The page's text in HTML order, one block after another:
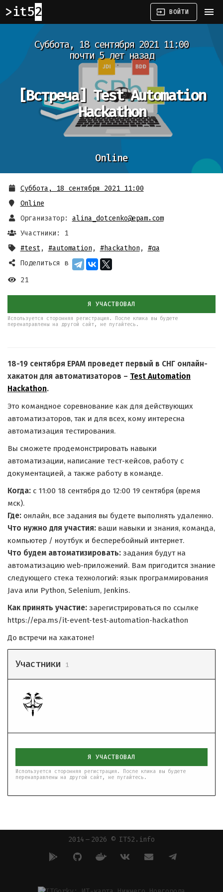
it52 input ВОЙТИ menu
Суббота, 18 сентября 2021 11:00
почти 5 лет назад
[Встреча] Test Automation
Hackathon
Online
Суббота, 18 сентября 2021 11:00
Online
Организатор:
alina_dotcenko@epam.com
Участники: 1
#test, #automation , #hackathon , #qa
Поделиться в
21
Я УЧАСТВОВАЛ
Используется сторонняя регистрация. После клика вы будете
перенаправлены на другой сайт, не пугайтесь.
18-19 сентября EPAM проведет первый в СНГ онлайн-
хакатон для автоматизаторов – Test Automation
Hackathon.
Это командное соревнование как для действующих
автоматизаторов, так и для всех, кому интересна
автоматизация тестирования.
Вы сможете продемонстрировать навыки
автоматизации, написание тест-кейсов, работу с
документацией, а также работу в команде.
Когда: с 11:00 18 сентября до 12:00 19 сентября (время
мск).
Где: онлайн, все задания вы будете выполнять удаленно.
Что нужно для участия: ваши навыки и знания, команда,
компьютер / ноутбук и бесперебойный интернет.
Что будем автоматизировать: задания будут на
автоматизацию web-приложений. Вам пригодится знание
следующего стека технологий: язык программирования
Java или Python, Selenium, Jenkins.
Как принять участие: зарегистрироваться по ссылке
https://epa.ms/it-event-test-automation-hackathon
До встречи на хакатоне!
Участники 1
Я УЧАСТВОВАЛ
Используется сторонняя регистрация. После клика вы будете
перенаправлены на другой сайт, не пугайтесь.
2014 — 2026 © IT52.info